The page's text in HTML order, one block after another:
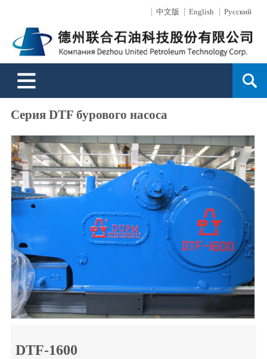
Русский
English
中文版
О нас
Описание компании
Культура предприятия
История развития
Слава
Выступление президента
Новости
Новости компании
Продукции
Буровые инструменты
Система впрыска для увеличения добычи нефти на месторождении
Испытательный стенд скважинных инструментов
Шланг высокого давления для гидроразрыва пласта
Поиск
Обработка поверхностей
Описание
Производительность
Сила техники
Защита окружающей среды
Область услуги
Технические услуги
Обзор бизнеса
Способность бизнеса
Специальные услуги для направленных
скважин и примеры скважниы услуги
Услуги сбыта
Сеть сбыта
Сервис
Поддержка
Сообщение онлайн
Заказ онлайн
Контакты
Серия DTF бурового насоса
DTF-1600